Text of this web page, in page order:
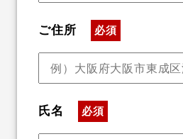
ご住所 必須
氏名 必須